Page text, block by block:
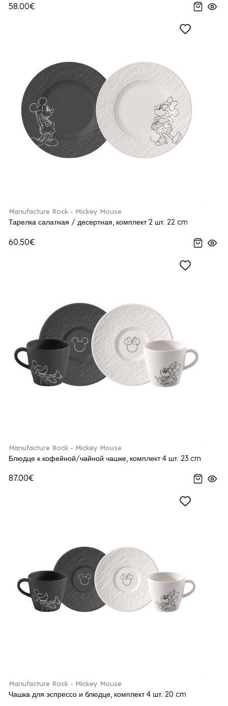
58.00€
Manufacture Rock - Mickey Mouse
Тарелка салатная / десертная, комплект 2 шт. 22 cm
60.50€
Manufacture Rock - Mickey Mouse
Блюдце к кофейной/чайной чашке, комплект 4 шт. 23 cm
87.00€
Manufacture Rock - Mickey Mouse
Чашка для эспрессо и блюдце, комплект 4 шт. 20 cm